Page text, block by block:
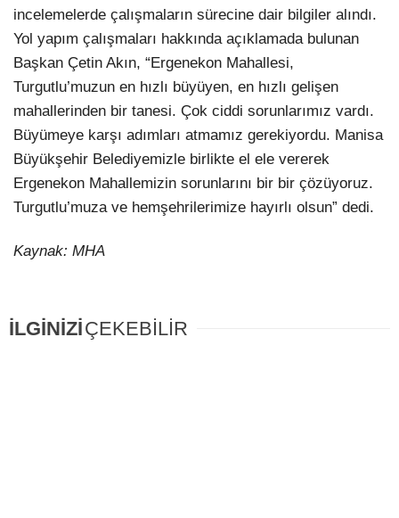
incelemelerde çalışmaların sürecine dair bilgiler alındı.
Yol yapım çalışmaları hakkında açıklamada bulunan
Başkan Çetin Akın, “Ergenekon Mahallesi,
Turgutlu’muzun en hızlı büyüyen, en hızlı gelişen
mahallerinden bir tanesi. Çok ciddi sorunlarımız vardı.
Büyümeye karşı adımları atmamız gerekiyordu. Manisa
Büyükşehir Belediyemizle birlikte el ele vererek
Ergenekon Mahallemizin sorunlarını bir bir çözüyoruz.
Turgutlu’muza ve hemşehrilerimize hayırlı olsun” dedi.
Kaynak: MHA
İLGİNİZİÇEKEBİLİR